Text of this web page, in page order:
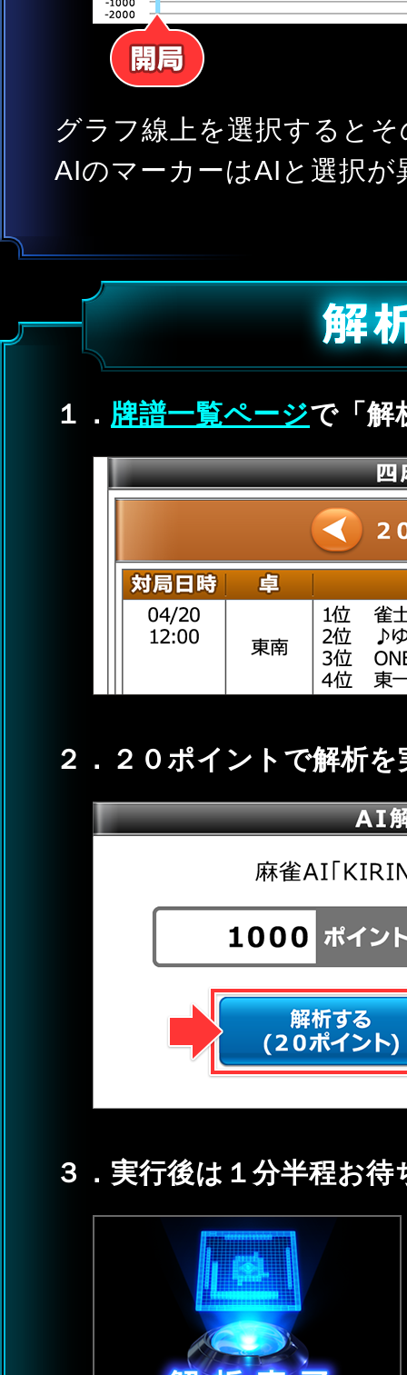
グラフ線上を選択すると
AIのマーカーはAIと選択
１． 牌譜一覧ページで「解
２．２０ポイントで解析を
３．実行後は１分半程お